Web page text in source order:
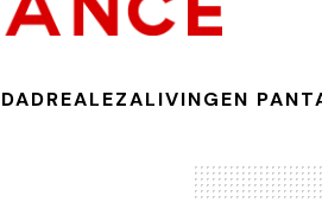
REALEZALIVINGEN